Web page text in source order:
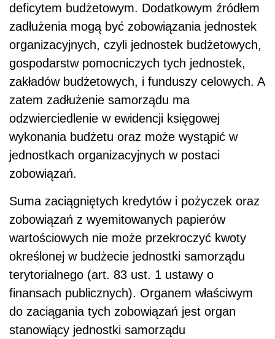
deficytem budżetowym. Dodatkowym źródłem
zadłużenia mogą być zobowiązania jednostek
organizacyjnych, czyli jednostek budżetowych,
gospodarstw pomocniczych tych jednostek,
zakładów budżetowych, i funduszy celowych. A
zatem zadłużenie samorządu ma
odzwierciedlenie w ewidencji księgowej
wykonania budżetu oraz może wystąpić w
jednostkach organizacyjnych w postaci
zobowiązań.
Suma zaciągniętych kredytów i pożyczek oraz
zobowiązań z wyemitowanych papierów
wartościowych nie może przekroczyć kwoty
określonej w budżecie jednostki samorządu
terytorialnego (art. 83 ust. 1 ustawy o
finansach publicznych). Organem właściwym
do zaciągania tych zobowiązań jest organ
stanowiący jednostki samorządu